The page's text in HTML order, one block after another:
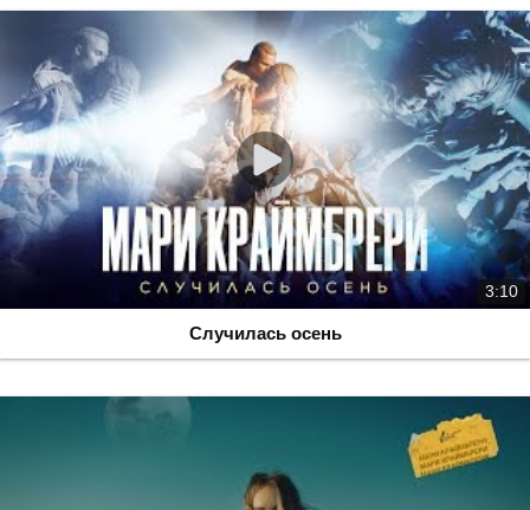
3:10
Случилась осень